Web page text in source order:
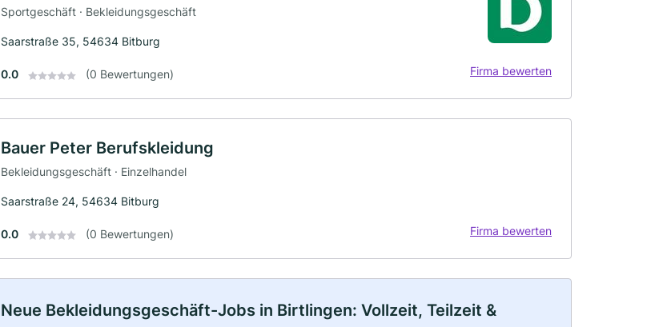
Sportgeschäft · Bekleidungsgeschäft
Saarstraße 35, 54634 Bitburg
0.0 (0 Bewertungen) Firma bewerten
Bauer Peter Berufskleidung
Bekleidungsgeschäft · Einzelhandel
Saarstraße 24, 54634 Bitburg
0.0 (0 Bewertungen) Firma bewerten
Neue Bekleidungsgeschäft-Jobs in Birtlingen: Vollzeit, Teilzeit &